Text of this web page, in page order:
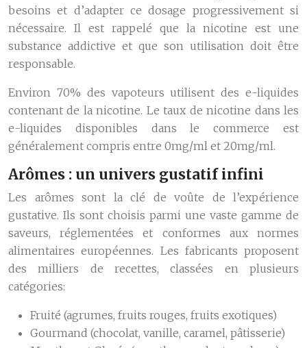
besoins et d’adapter ce dosage progressivement si
nécessaire. Il est rappelé que la nicotine est une
substance addictive et que son utilisation doit être
responsable.
Environ 70% des vapoteurs utilisent des e-liquides
contenant de la nicotine. Le taux de nicotine dans les
e-liquides disponibles dans le commerce est
généralement compris entre 0mg/ml et 20mg/ml.
Arômes : un univers gustatif infini
Les arômes sont la clé de voûte de l’expérience
gustative. Ils sont choisis parmi une vaste gamme de
saveurs, réglementées et conformes aux normes
alimentaires européennes. Les fabricants proposent
des milliers de recettes, classées en plusieurs
catégories:
Fruité (agrumes, fruits rouges, fruits exotiques)
Gourmand (chocolat, vanille, caramel, pâtisserie)